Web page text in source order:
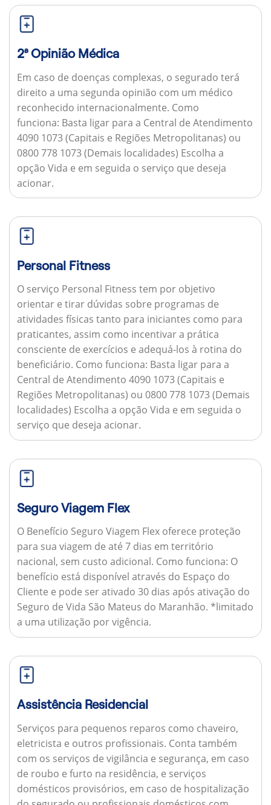
2ª Opinião Médica
Em caso de doenças complexas, o segurado terá
direito a uma segunda opinião com um médico
reconhecido internacionalmente. Como
funciona: Basta ligar para a Central de Atendimento
4090 1073 (Capitais e Regiões Metropolitanas) ou
0800 778 1073 (Demais localidades) Escolha a
opção Vida e em seguida o serviço que deseja
acionar.
Personal Fitness
O serviço Personal Fitness tem por objetivo
orientar e tirar dúvidas sobre programas de
atividades físicas tanto para iniciantes como para
praticantes, assim como incentivar a prática
consciente de exercícios e adequá-los à rotina do
beneficiário. Como funciona: Basta ligar para a
Central de Atendimento 4090 1073 (Capitais e
Regiões Metropolitanas) ou 0800 778 1073 (Demais
localidades) Escolha a opção Vida e em seguida o
serviço que deseja acionar.
Seguro Viagem Flex
O Benefício Seguro Viagem Flex oferece proteção
para sua viagem de até 7 dias em território
nacional, sem custo adicional. Como funciona: O
benefício está disponível através do Espaço do
Cliente e pode ser ativado 30 dias após ativação do
Seguro de Vida São Mateus do Maranhão. *limitado
a uma utilização por vigência.
Assistência Residencial
Serviços para pequenos reparos como chaveiro,
eletricista e outros profissionais. Conta também
com os serviços de vigilância e segurança, em caso
de roubo e furto na residência, e serviços
domésticos provisórios, em caso de hospitalização